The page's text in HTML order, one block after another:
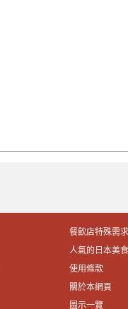
餐飲店特殊需
人氣的日本美
使用條款
關於本網頁
圖示一覽